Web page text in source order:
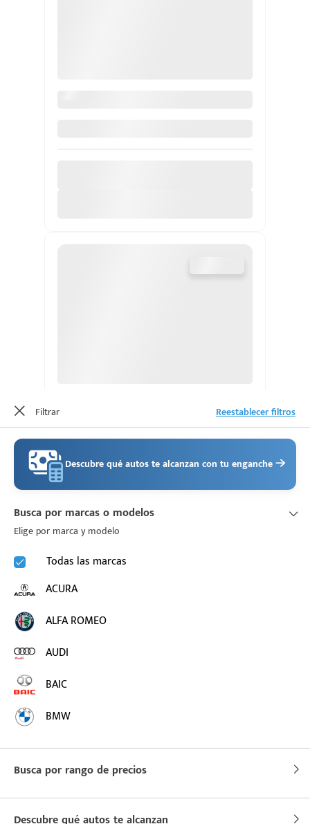
Filtrar Reestablecer filtros
Descubre qué autos te alcanzan con tu enganche
Busca por marcas o modelos
Elige por marca y modelo
Todas las marcas
ACURA
ALFA ROMEO
AUDI
BAIC
BMW
BUICK
BYD
CADILLAC
Busca por rango de precios
Descubre qué autos te alcanzan